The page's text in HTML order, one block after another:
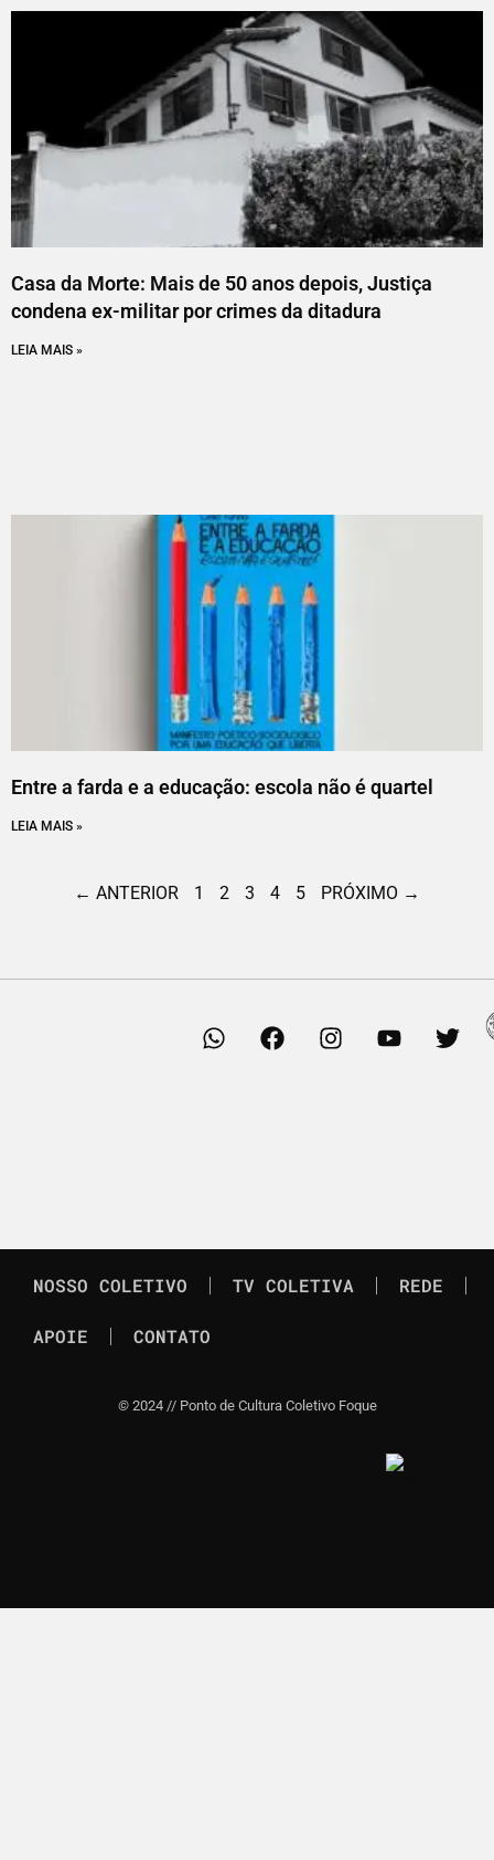
Casa da Morte: Mais de 50 anos depois, Justiça
condena ex-militar por crimes da ditadura
LEIA MAIS »
Entre a farda e a educação: escola não é quartel
LEIA MAIS »
← ANTERIOR 1 2 3 4 5 PRÓXIMO →
NOSSO COLETIVO TV COLETIVA REDE
APOIE CONTATO
© 2024 // Ponto de Cultura Coletivo Foque